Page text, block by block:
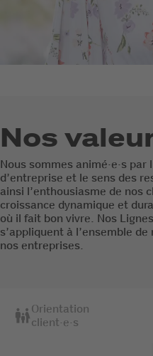
Nos
Nous sommes animé·e·s
d’entreprise et le sens des
ainsi l’enthousiasme de nos
croissance dynamique et
où il fait bon vivre. Nos
s’appliquent à l’ensemble
nos entreprises.
Orientation
client·e·s